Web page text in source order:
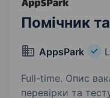
Помічник
AppsPark
Full-time. Опис вакансіїApps Park — команда із
перевірки та